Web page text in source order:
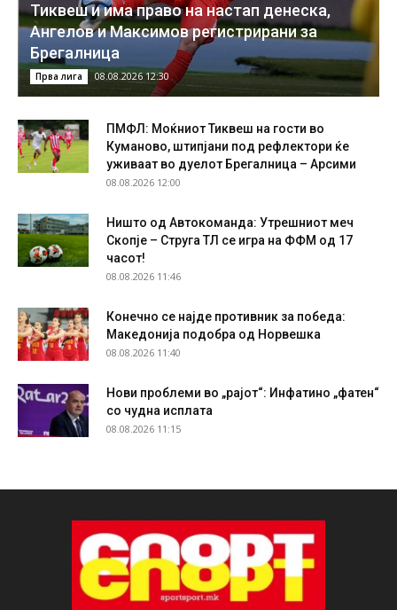
Тиквеш и има право на настап денеска,
Ангелов и Максимов регистрирани за
Брегалница
Прва лига 08.08.2026 12:30
ПМФЛ: Моќниот Тиквеш на гости во
Куманово, штипјани под рефлектори ќе
уживаат во дуелот Брегалница – Арсими
08.08.2026 12:00
Ништо од Автокоманда: Утрешниот меч
Скопје – Струга ТЛ се игра на ФФМ од 17
часот!
08.08.2026 11:46
Конечно се најде противник за победа:
Македонија подобра од Норвешка
08.08.2026 11:40
Нови проблеми во „рајот“: Инфатино „фатен“
со чудна исплата
08.08.2026 11:15